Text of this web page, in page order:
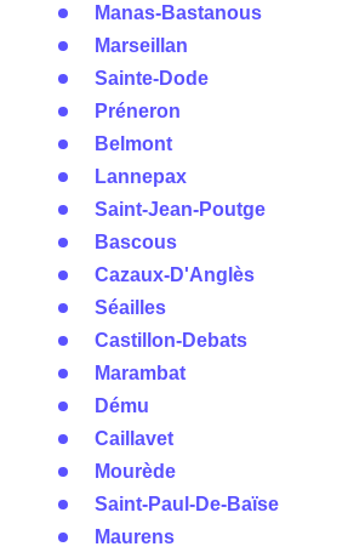
Manas-Bastanous
Marseillan
Sainte-Dode
Préneron
Belmont
Lannepax
Saint-Jean-Poutge
Bascous
Cazaux-D'Anglès
Séailles
Castillon-Debats
Marambat
Dému
Caillavet
Mourède
Saint-Paul-De-Baïse
Maurens